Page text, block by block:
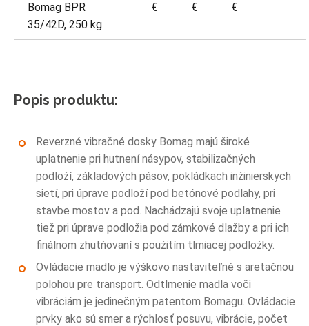
Bomag BPR
35/42D, 250 kg
€
€
€
Popis produktu:
Reverzné vibračné dosky Bomag majú široké
uplatnenie pri hutnení násypov, stabilizačných
podloží, základových pásov, pokládkach inžinierskych
sietí, pri úprave podloží pod betónové podlahy, pri
stavbe mostov a pod. Nachádzajú svoje uplatnenie
tiež pri úprave podložia pod zámkové dlažby a pri ich
finálnom zhutňovaní s použitím tlmiacej podložky.
Ovládacie madlo je výškovo nastaviteľné s aretačnou
polohou pre transport. Odtlmenie madla voči
vibráciám je jedinečným patentom Bomagu. Ovládacie
prvky ako sú smer a rýchlosť posuvu, vibrácie, počet